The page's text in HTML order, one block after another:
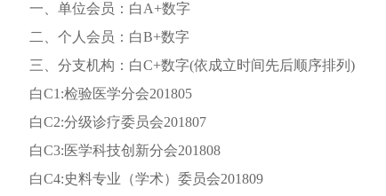
一、单位会员：白A+数字
二、个人会员：白B+数字
三、分支机构：白C+数字(依成立时间先后顺序排列)
白C1:检验医学分会201805
白C2:分级诊疗委员会201807
白C3:医学科技创新分会201808
白C4:史料专业（学术）委员会201809